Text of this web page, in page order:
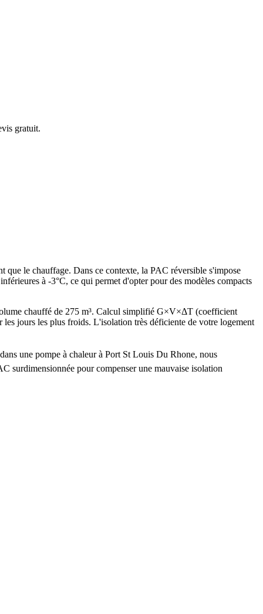
gratuit.
que le chauffage. Dans ce contexte, la PAC réversible s'impose
à -3°C, ce qui permet d'opter pour des modèles compacts
chauffé de 275 m³. Calcul simplifié G×V×ΔT (coefficient
jours les plus froids. L'isolation très déficiente de votre logement
une pompe à chaleur à Port St Louis Du Rhone, nous
surdimensionnée pour compenser une mauvaise isolation